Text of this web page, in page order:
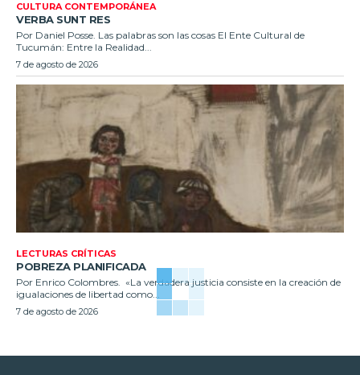
CULTURA CONTEMPORÁNEA
VERBA SUNT RES
Por Daniel Posse. Las palabras son las cosas El Ente Cultural de
Tucumán: Entre la Realidad...
7 de agosto de 2026
LECTURAS CRÍTICAS
POBREZA PLANIFICADA
Por Enrico Colombres. «La verdadera justicia consiste en la creación de
igualaciones de libertad como...
7 de agosto de 2026